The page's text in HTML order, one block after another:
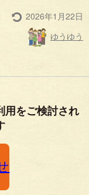
最
終
更
新
2026年1月22日
投
稿
ゆうゆう
用をご検討され